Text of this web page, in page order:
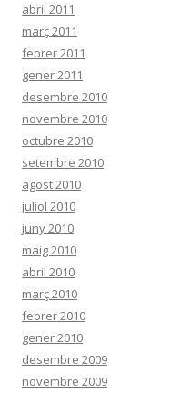
abril 2011
març 2011
febrer 2011
gener 2011
desembre 2010
novembre 2010
octubre 2010
setembre 2010
agost 2010
juliol 2010
juny 2010
maig 2010
abril 2010
març 2010
febrer 2010
gener 2010
desembre 2009
novembre 2009